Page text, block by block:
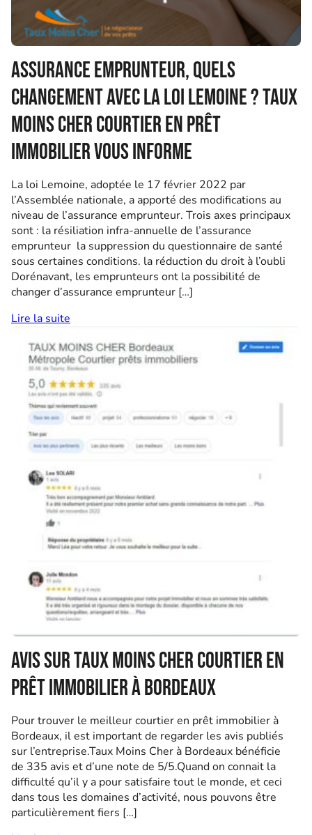
Assurance emprunteur, quels
changement avec la Loi Lemoine ? Taux
Moins Cher courtier en prêt
immobilier vous informe
La loi Lemoine, adoptée le 17 février 2022 par
l’Assemblée nationale, a apporté des modifications au
niveau de l’assurance emprunteur. Trois axes principaux
sont : la résiliation infra-annuelle de l’assurance
emprunteur la suppression du questionnaire de santé
sous certaines conditions. la réduction du droit à l’oubli
Dorénavant, les emprunteurs ont la possibilité de
changer d’assurance emprunteur […]
Lire la suite
Avis sur Taux Moins Cher courtier en
prêt immobilier à Bordeaux
Pour trouver le meilleur courtier en prêt immobilier à
Bordeaux, il est important de regarder les avis publiés
sur l’entreprise.Taux Moins Cher à Bordeaux bénéficie
de 335 avis et d’une note de 5/5.Quand on connait la
difficulté qu’il y a pour satisfaire tout le monde, et ceci
dans tous les domaines d’activité, nous pouvons être
particulièrement fiers […]